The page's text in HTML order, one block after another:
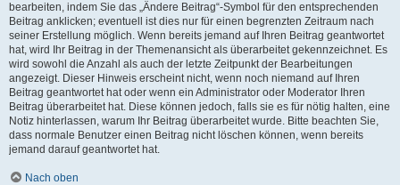
bearbeiten, indem Sie das „Ändere Beitrag“-Symbol für den entsprechenden
Beitrag anklicken; eventuell ist dies nur für einen begrenzten Zeitraum nach
seiner Erstellung möglich. Wenn bereits jemand auf Ihren Beitrag geantwortet
hat, wird Ihr Beitrag in der Themenansicht als überarbeitet gekennzeichnet. Es
wird sowohl die Anzahl als auch der letzte Zeitpunkt der Bearbeitungen
angezeigt. Dieser Hinweis erscheint nicht, wenn noch niemand auf Ihren
Beitrag geantwortet hat oder wenn ein Administrator oder Moderator Ihren
Beitrag überarbeitet hat. Diese können jedoch, falls sie es für nötig halten, eine
Notiz hinterlassen, warum Ihr Beitrag überarbeitet wurde. Bitte beachten Sie,
dass normale Benutzer einen Beitrag nicht löschen können, wenn bereits
jemand darauf geantwortet hat.
Nach oben